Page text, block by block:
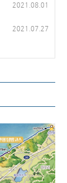
2021.08.01
2021.07.27